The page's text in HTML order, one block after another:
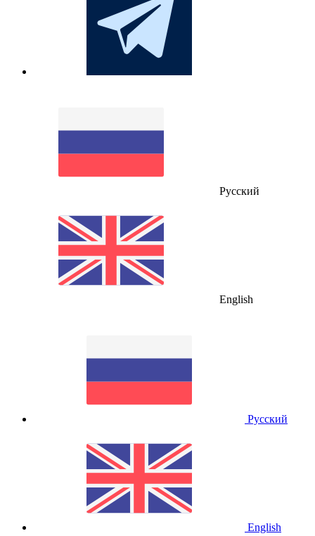
Русский
English
Русский
English